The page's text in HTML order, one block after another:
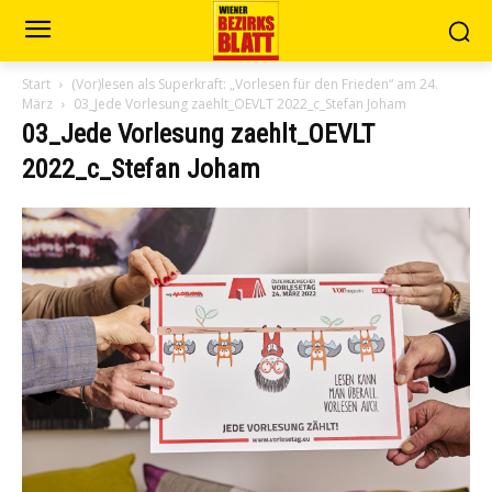
Start
(Vor)lesen als Superkraft: „Vorlesen für den Frieden“ am 24.
März
03_Jede Vorlesung zaehlt_OEVLT 2022_c_Stefan Joham
03_Jede Vorlesung zaehlt_OEVLT
2022_c_Stefan Joham